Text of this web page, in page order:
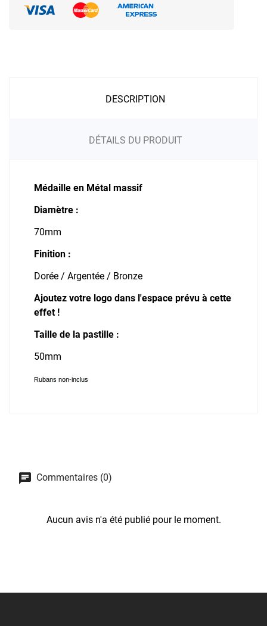
DESCRIPTION
DÉTAILS DU PRODUIT
Médaille en Métal massif
Diamètre :
70mm
Finition :
Dorée / Argentée / Bronze
Ajoutez votre logo dans l'espace prévu à cette
effet !
Taille de la pastille :
50mm
Rubans non-inclus
Commentaires (0)
Aucun avis n'a été publié pour le moment.